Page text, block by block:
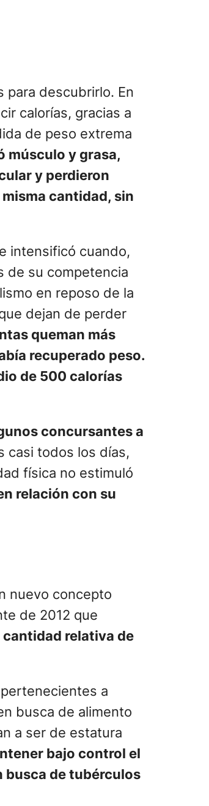
para descubrirlo. En
calorías, gracias a
de peso extrema
músculo y grasa,
y perdieron
cantidad, sin
intensificó cuando,
de su competencia
en reposo de la
dejan de perder
queman más
recuperado peso.
de 500 calorías
concursantes a
casi todos los días,
física no estimuló
relación con su
nuevo concepto
de 2012 que
cantidad relativa de
a
busca de alimento
a ser de estatura
bajo control el
busca de tubérculos